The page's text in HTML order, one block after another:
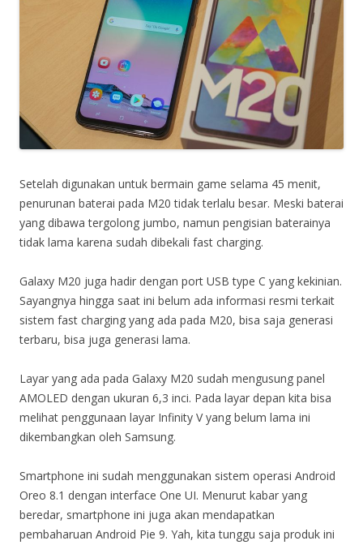
Setelah digunakan untuk bermain game selama 45 menit,
penurunan baterai pada M20 tidak terlalu besar. Meski baterai
yang dibawa tergolong jumbo, namun pengisian baterainya
tidak lama karena sudah dibekali fast charging.
Galaxy M20 juga hadir dengan port USB type C yang kekinian.
Sayangnya hingga saat ini belum ada informasi resmi terkait
sistem fast charging yang ada pada M20, bisa saja generasi
terbaru, bisa juga generasi lama.
Layar yang ada pada Galaxy M20 sudah mengusung panel
AMOLED dengan ukuran 6,3 inci. Pada layar depan kita bisa
melihat penggunaan layar Infinity V yang belum lama ini
dikembangkan oleh Samsung.
Smartphone ini sudah menggunakan sistem operasi Android
Oreo 8.1 dengan interface One UI. Menurut kabar yang
beredar, smartphone ini juga akan mendapatkan
pembaharuan Android Pie 9. Yah, kita tunggu saja produk ini